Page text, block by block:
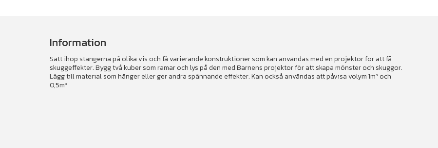
Information
Sätt ihop stängerna på olika vis och få varierande konstruktioner som kan användas med en projektor för att få
skuggeffekter. Bygg två kuber som ramar och lys på den med Barnens projektor för att skapa mönster och skuggor.
Lägg till material som hänger eller ger andra spännande effekter. Kan också användas att påvisa volym 1m³ och
0,5m³